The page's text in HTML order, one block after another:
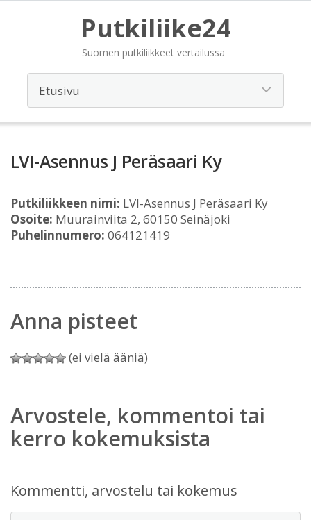
Putkiliike24
Suomen putkiliikkeet vertailussa
LVI-Asennus J Peräsaari Ky
Putkiliikkeen nimi: LVI-Asennus J Peräsaari Ky
Osoite: Muurainviita 2, 60150 Seinäjoki
Puhelinnumero: 064121419
Anna pisteet
(ei vielä ääniä)
Arvostele, kommentoi tai
kerro kokemuksista
Kommentti, arvostelu tai kokemus